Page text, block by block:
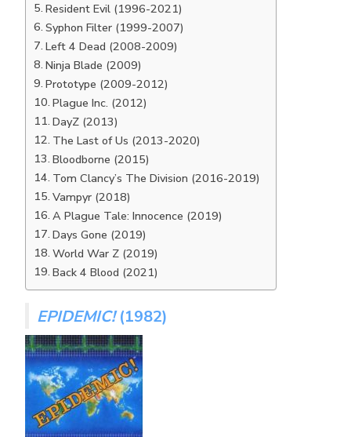
Resident Evil (1996-2021)
Syphon Filter (1999-2007)
Left 4 Dead (2008-2009)
Ninja Blade (2009)
Prototype (2009-2012)
Plague Inc. (2012)
DayZ (2013)
The Last of Us (2013-2020)
Bloodborne (2015)
Tom Clancy’s The Division (2016-2019)
Vampyr (2018)
A Plague Tale: Innocence (2019)
Days Gone (2019)
World War Z (2019)
Back 4 Blood (2021)
EPIDEMIC!(1982)